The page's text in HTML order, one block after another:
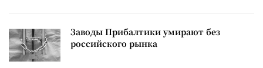
Заводы Прибалтики умирают без
российского рынка